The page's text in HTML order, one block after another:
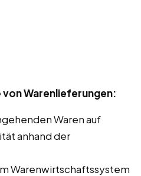
Warenlieferungen:
Waren auf
anhand der
Warenwirtschaftssystem